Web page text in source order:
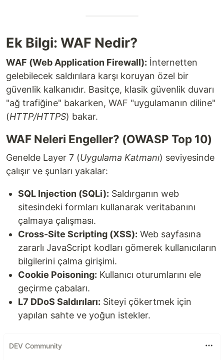
Ek Bilgi: WAF Nedir?
WAF (Web Application Firewall): İnternetten
gelebilecek saldırılara karşı koruyan özel bir
güvenlik kalkanıdır. Basitçe, klasik güvenlik duvarı
"ağ trafiğine" bakarken, WAF "uygulamanın diline"
(HTTP/HTTPS) bakar.
WAF Neleri Engeller? (OWASP Top 10)
Genelde Layer 7 (Uygulama Katmanı) seviyesinde
çalışır ve şunları yakalar:
SQL Injection (SQLi): Saldırganın web
sitesindeki formları kullanarak veritabanını
çalmaya çalışması.
Cross-Site Scripting (XSS): Web sayfasına
zararlı JavaScript kodları gömerek kullanıcıların
bilgilerini çalma girişimi.
Cookie Poisoning: Kullanıcı oturumlarını ele
geçirme çabaları.
L7 DDoS Saldırıları: Siteyi çökertmek için
yapılan sahte ve yoğun istekler.
DEV Community